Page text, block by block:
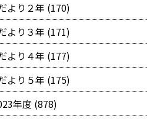
より２年 (170)
より３年 (171)
より４年 (177)
より５年 (175)
年度 (878)